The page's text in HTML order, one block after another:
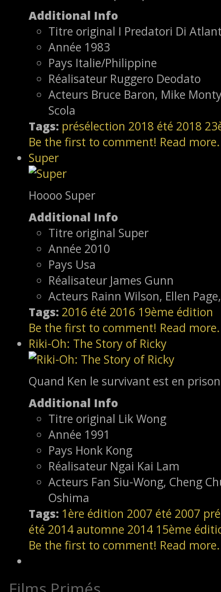
Additional Info
Titre original I Predatori Di
Année 1983
Pays Italie/Philippine
Réalisateur Ruggero Deodato
Acteurs Bruce Baron, Mike
Scola
Tags: présélection 2018 été 2018
Be the first to comment! Read
Super
Hoooo Super
Additional Info
Titre original Super
Année 2010
Pays Usa
Réalisateur James Gunn
Acteurs Rainn Wilson, Ellen
Tags: 2016 été 2016 19ème édition
Be the first to comment! Read
Riki-Oh: The Story of Ricky
Quand Ken le survivant est en prison
Additional Info
Titre original Lik Wong
Année 1991
Pays Honk Kong
Réalisateur Ngai Kai Lam
Acteurs Fan Siu-Wong, Cheng
Oshima
Tags: 1ère édition 2007 été 2007
été 2014 automne 2014 15ème
Be the first to comment! Read